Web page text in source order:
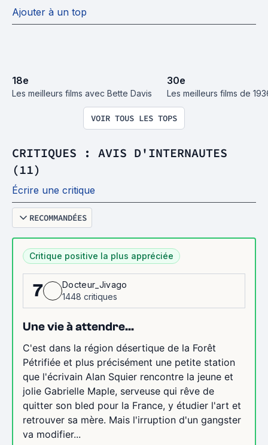
Ajouter à un top
18e
Les meilleurs films avec Bette Davis
30e
Les meilleurs films de
VOIR TOUS LES TOPS
CRITIQUES : AVIS D'INTERNAUTES
(11)
Écrire une critique
RECOMMANDÉES
Critique positive la plus appréciée
7
Docteur_Jivago
1448 critiques
Une vie à attendre...
C'est dans la région désertique de la Forêt
Pétrifiée et plus précisément une petite station
que l'écrivain Alan Squier rencontre la jeune et
jolie Gabrielle Maple, serveuse qui rêve de
quitter son bled pour la France, y étudier l'art et
retrouver sa mère. Mais l'irruption d'un gangster
va modifier...